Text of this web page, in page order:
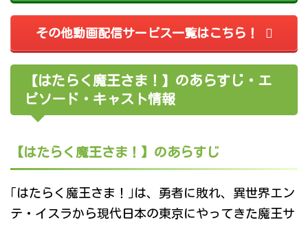
その他動画配信サービス一覧はこちら！
【はたらく魔王さま！】のあらすじ・エ
ピソード・キャスト情報
【はたらく魔王さま！】のあらすじ
｢はたらく魔王さま！｣は、勇者に敗れ、異世界エン
テ・イスラから現代日本の東京にやってきた魔王サ